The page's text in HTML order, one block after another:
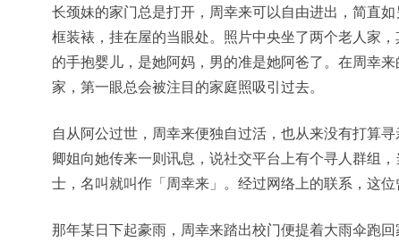
长颈妹的家门总是打开，周幸来可以自由进出，简直
框装裱，挂在屋的当眼处。照片中央坐了两个老人家
的手抱婴儿，是她阿妈，男的准是她阿爸了。在周幸
家，第一眼总会被注目的家庭照吸引过去。
自从阿公过世，周幸来便独自过活，也从来没有打算
卿姐向她传来一则讯息，说社交平台上有个寻人群组
士，名叫就叫作「周幸来」。经过网络上的联系，这
那年某日下起豪雨，周幸来踏出校门便提着大雨伞跑